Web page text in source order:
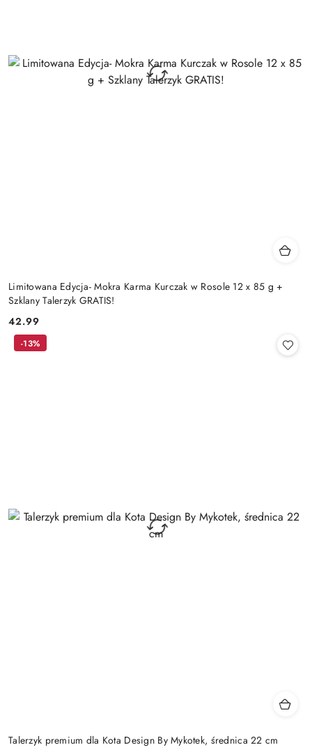
Limitowana Edycja- Mokra Karma Kurczak w Rosole 12 x 85 g +
Szklany Talerzyk GRATIS!
Cena:
42.99
Talerzyk premium dla Kota Design By Mykotek, średnica 22 cm
-13%